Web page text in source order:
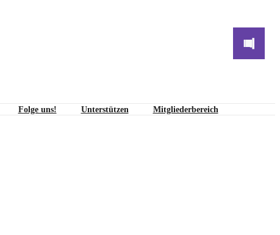
Folge uns! Unterstützen Mitgliederbereich